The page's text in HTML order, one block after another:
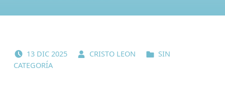
13 DIC 2025 CRISTO LEON
SIN
CATEGORÍA